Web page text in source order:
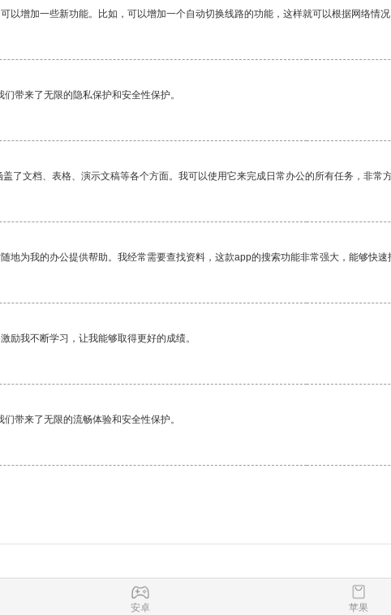
以增加一些新功能。比如，可以增加一个自动切换线路的功能，这样就可以根据网络情
带来了无限的隐私保护和安全性保护。
了文档、表格、演示文稿等各个方面。我可以使用它来完成日常办公的所有任务，非常方
地为我的办公提供帮助。我经常需要查找资料，这款app的搜索功能非常强大，能够快速
励我不断学习，让我能够取得更好的成绩。
带来了无限的流畅体验和安全性保护。
安卓 苹果